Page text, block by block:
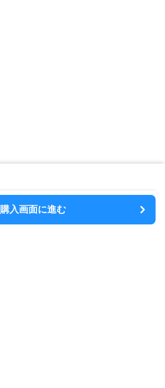
購入画面に進む